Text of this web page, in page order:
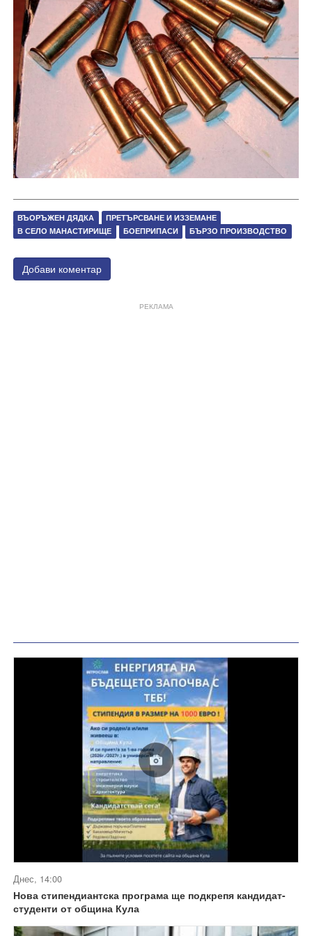
ВЪОРЪЖЕН ДЯДКА
ПРЕТЪРСВАНЕ И ИЗЗЕМАНЕ
В СЕЛО МАНАСТИРИЩЕ
БОЕПРИПАСИ БЪРЗО ПРОИЗВОДСТВО
Добави коментар
РЕКЛАМА
Днес, 14:00
Нова стипендиантска програма ще подкрепя кандидат-
студенти от община Кула